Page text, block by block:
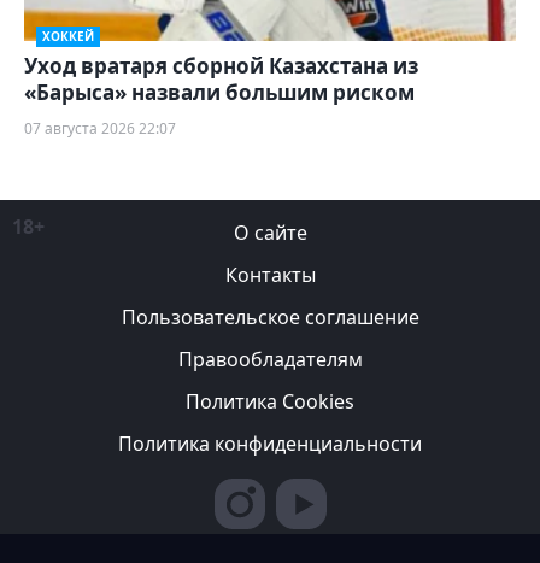
ХОККЕЙ
Уход вратаря сборной Казахстана из
«Барыса» назвали большим риском
07 августа 2026 22:07
18+
О сайте
Контакты
Пользовательское соглашение
Правообладателям
Политика Cookies
Политика конфиденциальности